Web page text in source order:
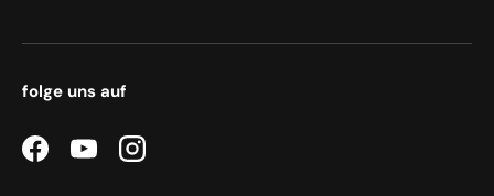
folge uns auf
FacebookYouTubeInstagram